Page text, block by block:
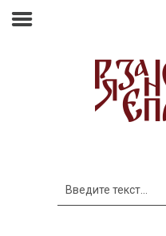
Митрополия